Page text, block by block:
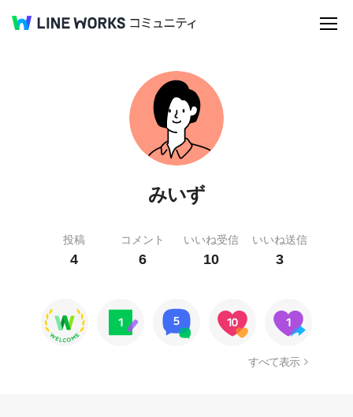
みいず
投稿
4
コメント
6
いいね受信
10
いいね送信
3
すべて表示